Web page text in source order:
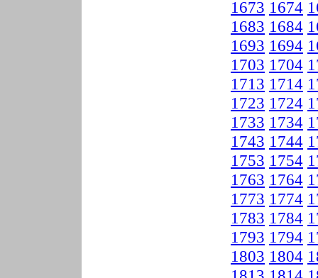
1673 1674
1683 1684
1693 1694
1703 1704
1713 1714
1723 1724
1733 1734
1743 1744
1753 1754
1763 1764
1773 1774
1783 1784
1793 1794
1803 1804